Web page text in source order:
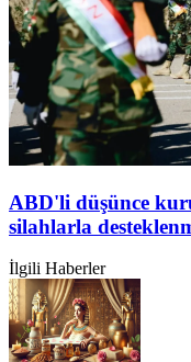
ABD'li düşünce
silahlarla
İlgili Haberler